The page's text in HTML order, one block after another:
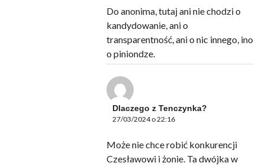
Do anonima, tutaj ani nie chodzi o
kandydowanie, ani o
transparentność, ani o nic innego, ino
o piniondze.
Dlaczego z Tenczynka?
27/03/2024 o 22:16
Może nie chce robić konkurencji
Czesławowi i żonie. Ta dwójka w